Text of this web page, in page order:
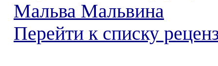
Мальва Мальвина
Перейти к списку